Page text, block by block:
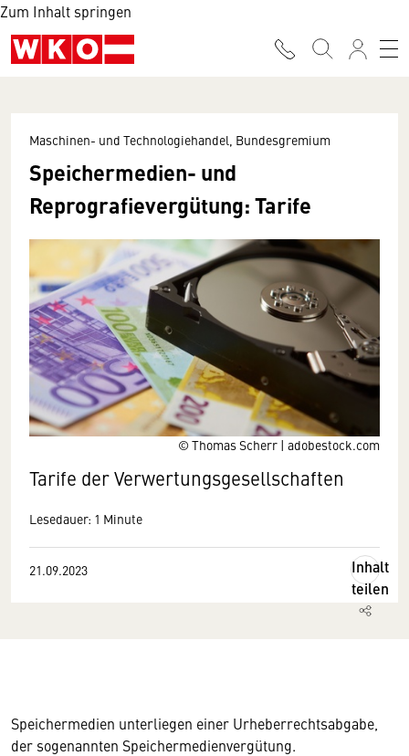
Zum Inhalt springen
© Thomas Scherr | adobestock.com
Maschinen- und Technologiehandel, Bundesgremium
Speichermedien- und
Reprografievergütung: Tarife
Tarife der Verwertungsgesellschaften
Lesedauer: 1 Minute
21.09.2023
Inhalt
teilen
Speichermedien unterliegen einer Urheberrechtsabgabe,
der sogenannten Speichermedienvergütung.